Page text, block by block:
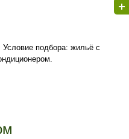
подбора: жильё с